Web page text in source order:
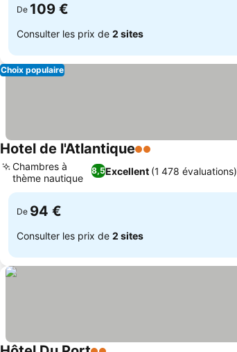
De 109 €
Consulter les prix de 2 sites
Choix populaire
Hotel de l'Atlantique2 Étoiles
8,5Excellent (1 478 évaluations)
Chambres à
thème nautique
De 94 €
Consulter les prix de 2 sites